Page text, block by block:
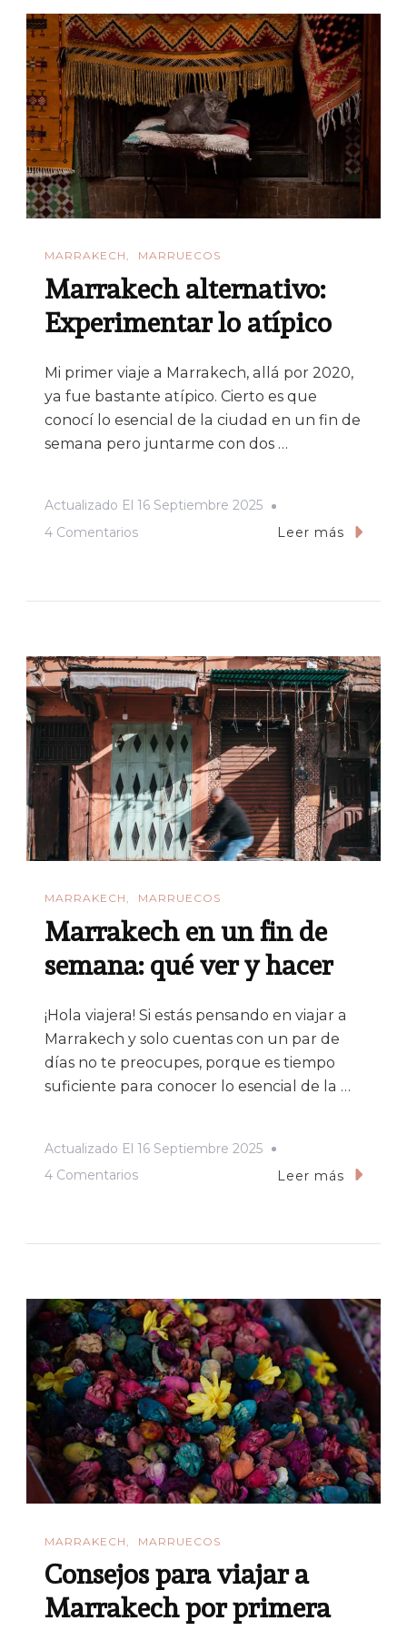
MARRAKECH MARRUECOS
Marrakech alternativo:
Experimentar lo atípico
Mi primer viaje a Marrakech, allá por 2020,
ya fue bastante atípico. Cierto es que
conocí lo esencial de la ciudad en un fin de
semana pero juntarme con dos …
Actualizado El 16 Septiembre 2025
4 ComentariosEn
Atípico
Leer más
MARRAKECH MARRUECOS
Marrakech en un fin de
semana: qué ver y hacer
¡Hola viajera! Si estás pensando en viajar a
Marrakech y solo cuentas con un par de
días no te preocupes, porque es tiempo
suficiente para conocer lo esencial de la …
Actualizado El 16 Septiembre 2025
4 ComentariosEn
De
Semana:
Qué
Ver
Y
Hacer
Leer más
MARRAKECH MARRUECOS
Consejos para viajar a
Marrakech por primera